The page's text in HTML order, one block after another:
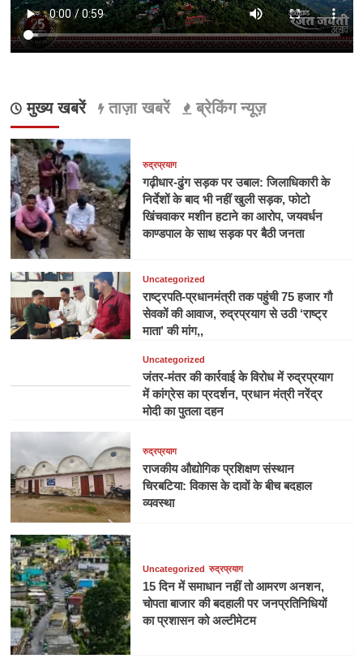
मुख्य खबरें ताज़ा खबरें ब्रेकिंग न्यूज़
रुद्रप्रयाग
गढ़ीधार-ढुंग सड़क पर उबाल: जिलाधिकारी के
निर्देशों के बाद भी नहीं खुली सड़क, फोटो
खिंचवाकर मशीन हटाने का आरोप, जयवर्धन
काण्डपाल के साथ सड़क पर बैठी जनता
Uncategorized
राष्ट्रपति-प्रधानमंत्री तक पहुंची 75 हजार गौ
सेवकों की आवाज, रुद्रप्रयाग से उठी ‘राष्ट्र
माता’ की मांग,,
Uncategorized
जंतर-मंतर की कार्रवाई के विरोध में रुद्रप्रयाग
में कांग्रेस का प्रदर्शन, प्रधान मंत्री नरेंद्र
मोदी का पुतला दहन
रुद्रप्रयाग
राजकीय औद्योगिक प्रशिक्षण संस्थान
चिरबटिया: विकास के दावों के बीच बदहाल
व्यवस्था
Uncategorized रुद्रप्रयाग
15 दिन में समाधान नहीं तो आमरण अनशन,
चोपता बाजार की बदहाली पर जनप्रतिनिधियों
का प्रशासन को अल्टीमेटम